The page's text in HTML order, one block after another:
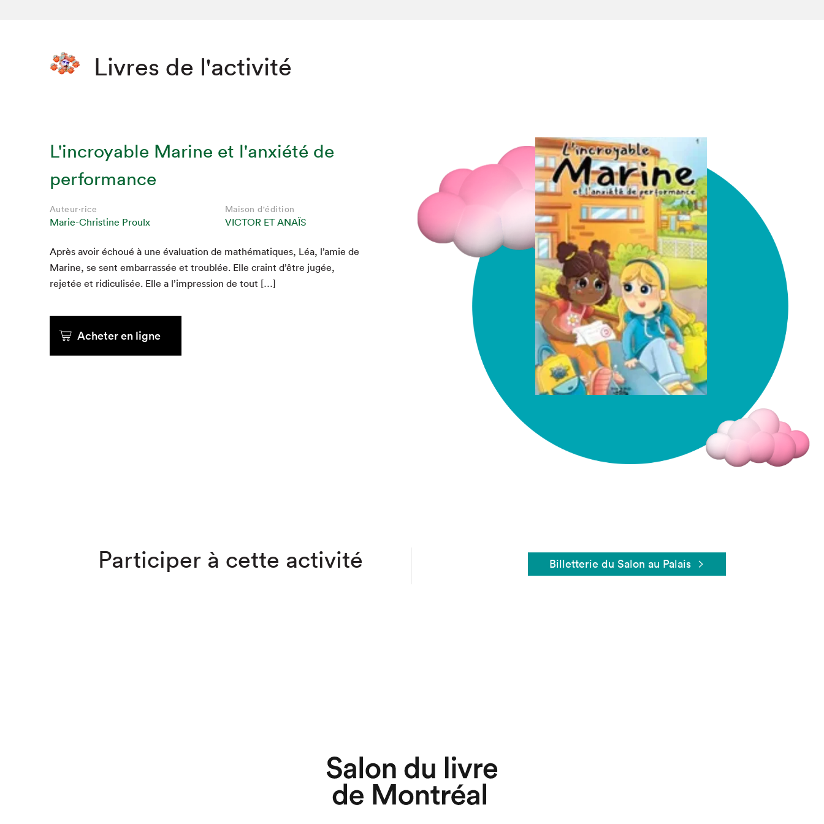
Que cherchez-vous?
Livres de l'activité
L'incroyable Marine et l'anxiété de
performance
Auteur·rice
Marie-Christine Proulx
Maison d'édition
VICTOR ET ANAÏS
Après avoir échoué à une éval­u­a­tion de math­é­ma­tiques, Léa, l’amie de
Marine, se sent embar­rassée et trou­blée. Elle craint d’être jugée,
rejetée et ridi­culisée. Elle a l’impression de tout […]
Acheter en ligne
Participer à cette activité Billetterie du Salon au Palais